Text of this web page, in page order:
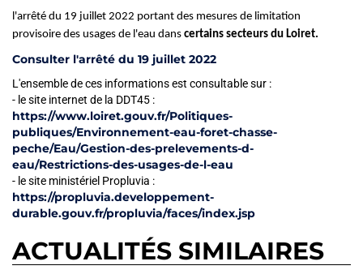
l'arrêté du 19 juillet 2022 portant des mesures de limitation
provisoire des usages de l'eau dans certains secteurs du Loiret.
Consulter l'arrêté du 19 juillet 2022
L'ensemble de ces informations est consultable sur :
- le site internet de la DDT45 :
https://www.loiret.gouv.fr/Politiques-
publiques/Environnement-eau-foret-chasse-
peche/Eau/Gestion-des-prelevements-d-
eau/Restrictions-des-usages-de-l-eau
- le site ministériel Propluvia :
https://propluvia.developpement-
durable.gouv.fr/propluvia/faces/index.jsp
ACTUALITÉS SIMILAIRES